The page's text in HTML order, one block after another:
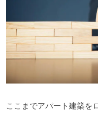
ここまでアパート建築を